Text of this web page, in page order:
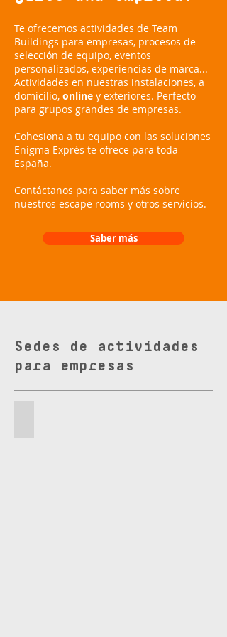
Te ofrecemos actividades de Team
Buildings para empresas, procesos de
selección de equipo, eventos
personalizados, experiencias de marca...
Actividades en nuestras instalaciones, a
domicilio, online y exteriores. Perfecto
para grupos grandes de empresas.
Cohesiona a tu equipo con las soluciones
Enigma Exprés te ofrece para toda
España.
Contáctanos para saber más sobre
nuestros escape rooms y otros servicios.
Saber más
Sedes de actividades
para empresas